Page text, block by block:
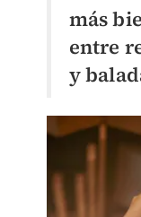
más
entre
y